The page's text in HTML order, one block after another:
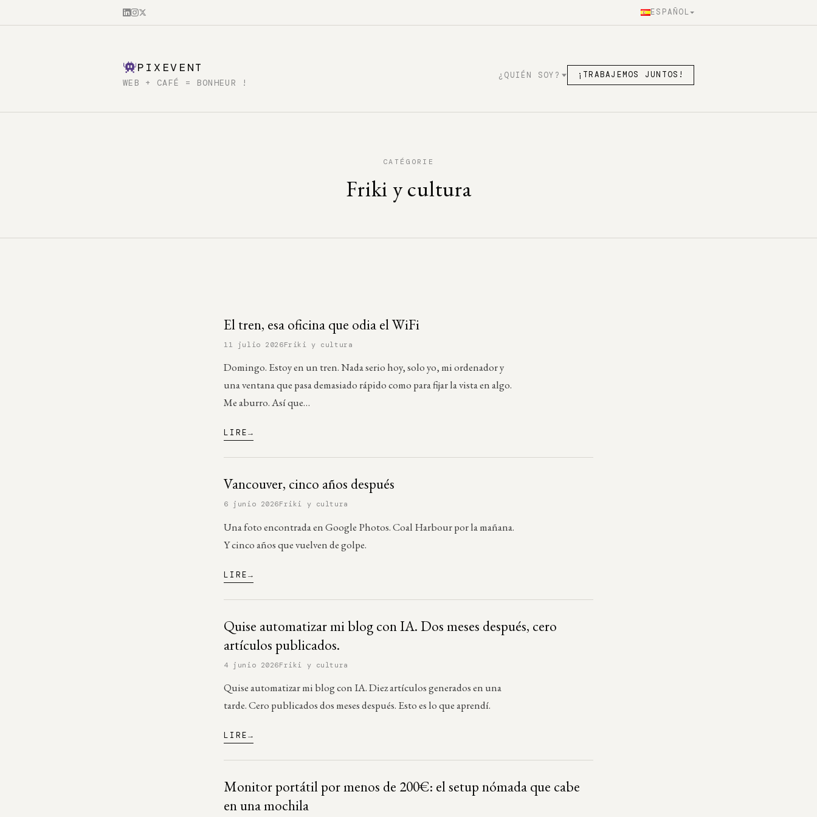
ESPAÑOL
PIXEVENT
WEB + CAFÉ = BONHEUR !
¿QUIÉN SOY? ¡TRABAJEMOS JUNTOS!
CATÉGORIE
Friki y cultura
El tren, esa oficina que odia el WiFi
11 julio 2026Friki y cultura
Domingo. Estoy en un tren. Nada serio hoy, solo yo, mi ordenador y
una ventana que pasa demasiado rápido como para fijar la vista en algo.
Me aburro. Así que…
LIRE
Vancouver, cinco años después
6 junio 2026Friki y cultura
Una foto encontrada en Google Photos. Coal Harbour por la mañana.
Y cinco años que vuelven de golpe.
LIRE
Quise automatizar mi blog con IA. Dos meses después, cero
artículos publicados.
4 junio 2026Friki y cultura
Quise automatizar mi blog con IA. Diez artículos generados en una
tarde. Cero publicados dos meses después. Esto es lo que aprendí.
LIRE
Monitor portátil por menos de 200€: el setup nómada que cabe
en una mochila